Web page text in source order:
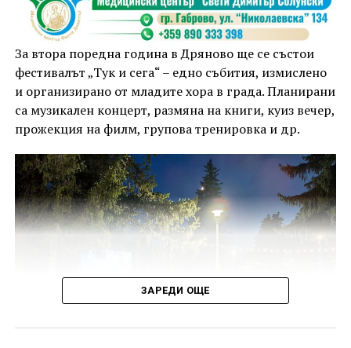
За втора поредна година в Дряново ще се състои
фестивалът „Тук и сега“ – едно събития, измислено
и организирано от младите хора в града. Планирани
са музикален концерт, размяна на книги, куиз вечер,
прожекция на филм, групова тренировка и др.
ЗАРЕДИ ОЩЕ